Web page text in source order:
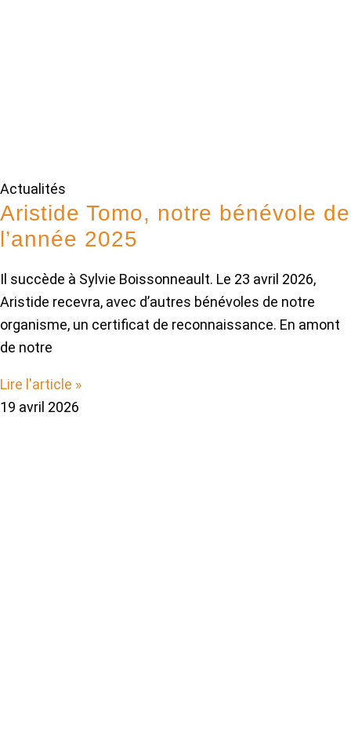
Actualités
Aristide Tomo, notre bénévole de
l’année 2025
Il succède à Sylvie Boissonneault. Le 23 avril 2026,
Aristide recevra, avec d’autres bénévoles de notre
organisme, un certificat de reconnaissance. En amont
de notre
Lire l'article »
19 avril 2026